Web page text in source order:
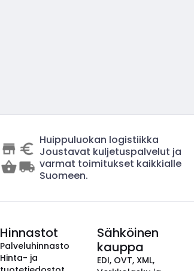
Huippuluokan logistiikka
Joustavat kuljetuspalvelut ja
varmat toimitukset kaikkialle
Suomeen.
Hinnastot
Palveluhinnasto
Hinta- ja
Sähköinen
kauppa
EDI, OVT, XML,